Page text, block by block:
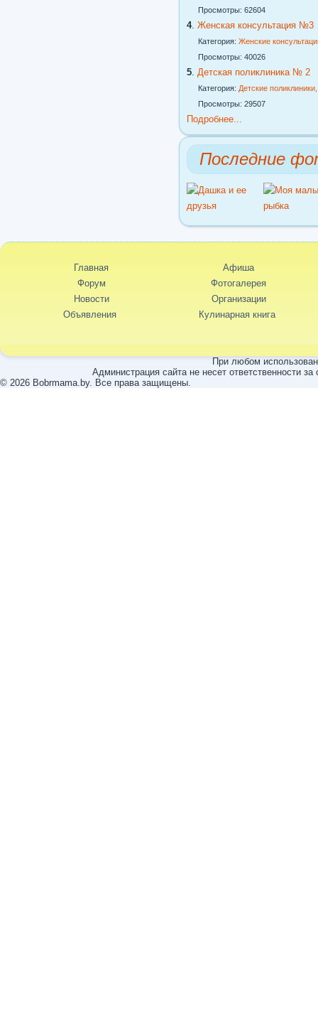
Просмотры: 62604
4. Женская консультация №3
Категория: Женские
Просмотры: 40026
5. Детская поликлиника № 2
Категория: Детские
Просмотры: 29507
Подробнее...
Последние
Главная
Форум
Новости
Объявления
Афиша
Фотогалерея
Организации
Кулинарная книга
При любом
Администрация сайта не несет ответственности
© 2026 Bobrmama.by. Все права защищены.